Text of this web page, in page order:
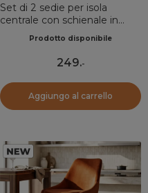
Set di 2 sedie per isola
centrale con schienale in
67cm) Juno Blu
Prodotto disponibile
249.-
Aggiungo al carrello